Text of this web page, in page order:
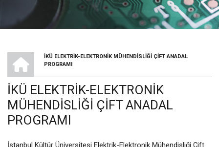
SAYFA
YOLU
İKÜ ELEKTRIK-ELEKTRONIK MÜHENDISLIĞI ÇIFT ANADAL
PROGRAMI
İKÜ ELEKTRIK-ELEKTRONIK
MÜHENDISLIĞI ÇIFT ANADAL
PROGRAMI
İstanbul Kültür Üniversitesi Elektrik-Elektronik Mühendisliği Çift